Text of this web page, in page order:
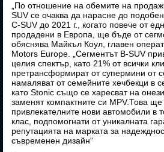
„По отношение на обемите на
SUV се очаква да нарасне до
C-SUV до 2021 г., когато повече от
продадени в Европа, ще бъде от
обяснява Майкъл Коул, главен
Motors Europe. „Сегментът B-SUV
целия спектър, като 21% от всички
претрансформират от супермини от
намаляват от семейните хечбекци в
като Stonic също се харесват на
заменят компактните си MPV.Това
привлекателните нови автомобили в
клас, подпомогнати от уникалната
репутацията на марката за
съвременен дизайн“